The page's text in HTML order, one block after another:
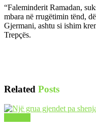
“Faleminderit Ramadan,
mbara në rrugëtimin tënd,
Gjermani, ashtu si ishim
Trepçës.
Related Posts